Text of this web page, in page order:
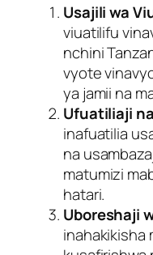
Usajili wa
viuatilifu
nchini
vyote
ya jamii na
Ufuatiliaji
inafuatilia
na
matumizi
hatari.
Uboreshaji
inahakikisha